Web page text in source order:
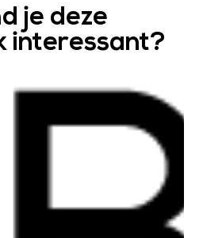
je deze
interessant?